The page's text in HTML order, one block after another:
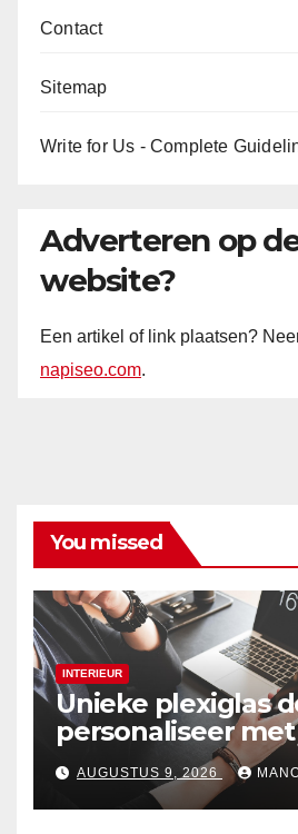
Contact
Sitemap
Write for Us - Complete
Adverteren op
website?
Een artikel of link plaatsen?
napiseo.com.
You missed
INTERIEUR
Unieke plexiglas
personaliseer
fotoAUGUSTUS 9, 2026